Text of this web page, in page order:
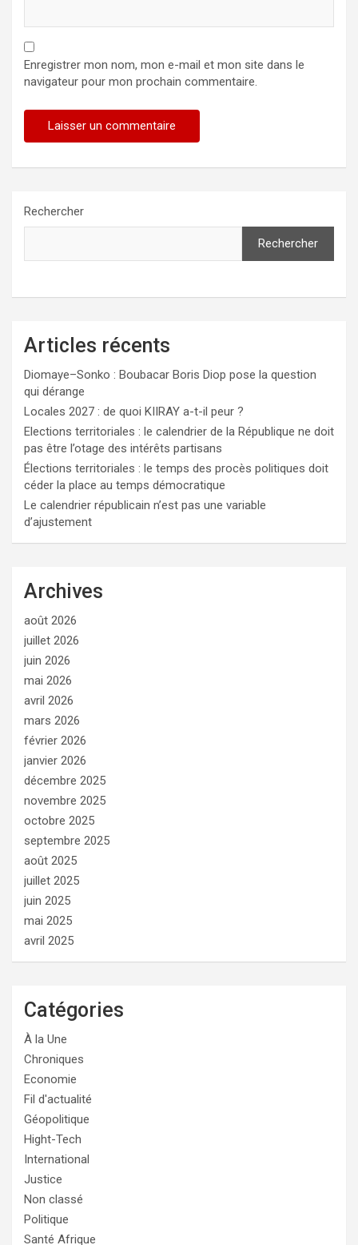
Enregistrer mon nom, mon e-mail et mon site dans le
navigateur pour mon prochain commentaire.
Rechercher
Rechercher
Articles récents
Diomaye–Sonko : Boubacar Boris Diop pose la question
qui dérange
Locales 2027 : de quoi KIIRAY a-t-il peur ?
Elections territoriales : le calendrier de la République ne doit
pas être l’otage des intérêts partisans
Élections territoriales : le temps des procès politiques doit
céder la place au temps démocratique
Le calendrier républicain n’est pas une variable
d’ajustement
Archives
août 2026
juillet 2026
juin 2026
mai 2026
avril 2026
mars 2026
février 2026
janvier 2026
décembre 2025
novembre 2025
octobre 2025
septembre 2025
août 2025
juillet 2025
juin 2025
mai 2025
avril 2025
Catégories
À la Une
Chroniques
Economie
Fil d'actualité
Géopolitique
Hight-Tech
International
Justice
Non classé
Politique
Santé Afrique